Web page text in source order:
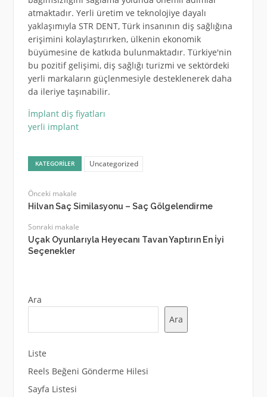
atmaktadır. Yerli üretim ve teknolojiye dayalı
yaklaşımıyla STR DENT, Türk insanının diş sağlığına
erişimini kolaylaştırırken, ülkenin ekonomik
büyümesine de katkıda bulunmaktadır. Türkiye'nin
bu pozitif gelişimi, diş sağlığı turizmi ve sektördeki
yerli markaların güçlenmesiyle desteklenerek daha
da ileriye taşınabilir.
İmplant diş fiyatları
yerli implant
KATEGORILER Uncategorized
Önceki makale
Hilvan Saç Similasyonu – Saç Gölgelendirme
Sonraki makale
Uçak Oyunlarıyla Heyecanı Tavan Yaptırın En İyi
Seçenekler
Ara
Ara
Liste
Reels Beğeni Gönderme Hilesi
Sayfa Listesi